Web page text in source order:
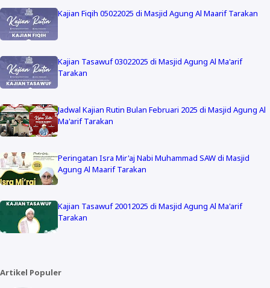
Kajian Fiqih 05022025 di Masjid Agung Al Maarif Tarakan
Kajian Tasawuf 03022025 di Masjid Agung Al Ma'arif
Tarakan
Jadwal Kajian Rutin Bulan Februari 2025 di Masjid Agung Al
Ma'arif Tarakan
Peringatan Isra Mir'aj Nabi Muhammad SAW di Masjid
Agung Al Maarif Tarakan
Kajian Tasawuf 20012025 di Masjid Agung Al Ma'arif
Tarakan
Artikel Populer